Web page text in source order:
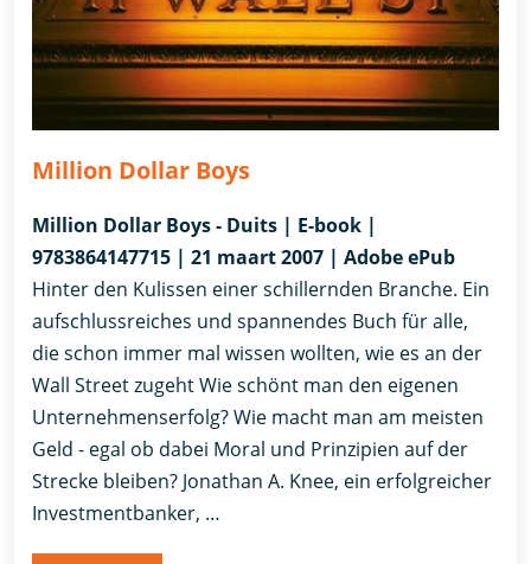
Million Dollar Boys
Million Dollar Boys - Duits | E-book |
9783864147715 | 21 maart 2007 | Adobe ePub
Hinter den Kulissen einer schillernden Branche. Ein
aufschlussreiches und spannendes Buch für alle,
die schon immer mal wissen wollten, wie es an der
Wall Street zugeht Wie schönt man den eigenen
Unternehmenserfolg? Wie macht man am meisten
Geld - egal ob dabei Moral und Prinzipien auf der
Strecke bleiben? Jonathan A. Knee, ein erfolgreicher
Investmentbanker, …